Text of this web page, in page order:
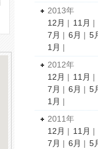
2013年
12月 | 11月 |
7月 | 6月 | 5
1月 |
2012年
12月 | 11月 |
7月 | 6月 | 5
1月 |
2011年
12月 | 11月 |
7月 | 6月 | 5